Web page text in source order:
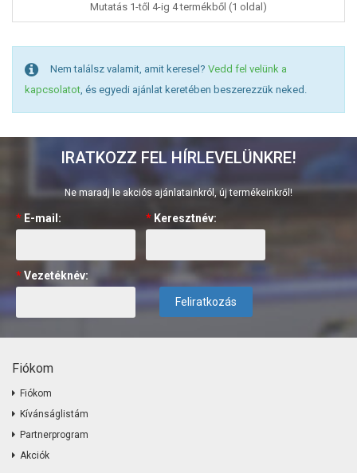
Mutatás 1-től 4-ig 4 termékből (1 oldal)
Nem találsz valamit, amit keresel? Vedd fel velünk a
kapcsolatot, és egyedi ajánlat keretében beszerezzük neked.
IRATKOZZ FEL HÍRLEVELÜNKRE!
Ne maradj le akciós ajánlatainkról, új termékeinkről!
* E-mail: * Keresztnév:
*Vezetéknév:
Feliratkozás
Fiókom
Fiókom
Kívánságlistám
Partnerprogram
Akciók